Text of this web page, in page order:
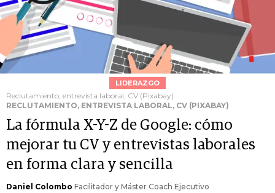
LIDERAZGO
Reclutamiento, entrevista laboral, CV (Pixabay)
RECLUTAMIENTO, ENTREVISTA LABORAL, CV (PIXABAY)
La fórmula X-Y-Z de Google: cómo
mejorar tu CV y entrevistas laborales
en forma clara y sencilla
Daniel Colombo Facilitador y Máster Coach Ejecutivo